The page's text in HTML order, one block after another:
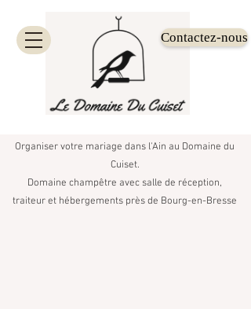
Contactez-nous
Organiser votre mariage dans l'Ain au Domaine du
Cuiset.
Domaine champêtre avec salle de réception,
traiteur et hébergements près de Bourg-en-Bresse